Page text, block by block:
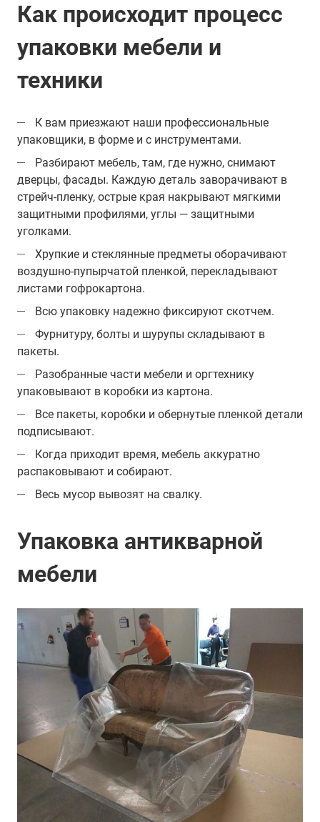
Как происходит процесс
упаковки мебели и
техники
К вам приезжают наши профессиональные
упаковщики, в форме и с инструментами.
Разбирают мебель, там, где нужно, снимают
дверцы, фасады. Каждую деталь заворачивают в
стрейч-пленку, острые края накрывают мягкими
защитными профилями, углы — защитными
уголками.
Хрупкие и стеклянные предметы оборачивают
воздушно-пупырчатой пленкой, перекладывают
листами гофрокартона.
Всю упаковку надежно фиксируют скотчем.
Фурнитуру, болты и шурупы складывают в
пакеты.
Разобранные части мебели и оргтехнику
упаковывают в коробки из картона.
Все пакеты, коробки и обернутые пленкой детали
подписывают.
Когда приходит время, мебель аккуратно
распаковывают и собирают.
Весь мусор вывозят на свалку.
Упаковка антикварной
мебели